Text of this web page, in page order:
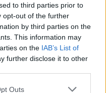
to third parties prior to
opt-out of the further
by third parties on the
This information may
on the IAB’s List of
further disclose it to other
Outs